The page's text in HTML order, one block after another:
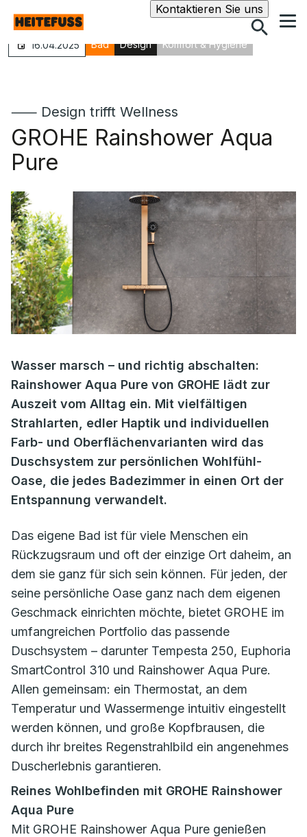
Kontaktieren Sie unsSuche
16.04.2025 Bad Design Komfort & Hygiene
⸺ Design trifft Wellness
GROHE Rainshower Aqua
Pure
Wasser marsch – und richtig abschalten:
Rainshower Aqua Pure von GROHE lädt zur
Auszeit vom Alltag ein. Mit vielfältigen
Strahlarten, edler Haptik und individuellen
Farb- und Oberflächenvarianten wird das
Duschsystem zur persönlichen Wohlfühl-
Oase, die jedes Badezimmer in einen Ort der
Entspannung verwandelt.
Das eigene Bad ist für viele Menschen ein
Rückzugsraum und oft der einzige Ort daheim, an
dem sie ganz für sich sein können. Für jeden, der
seine persönliche Oase ganz nach dem eigenen
Geschmack einrichten möchte, bietet GROHE im
umfangreichen Portfolio das passende
Duschsystem – darunter Tempesta 250, Euphoria
SmartControl 310 und Rainshower Aqua Pure.
Allen gemeinsam: ein Thermostat, an dem
Temperatur und Wassermenge intuitiv eingestellt
werden können, und große Kopfbrausen, die
durch ihr breites Regenstrahlbild ein angenehmes
Duscherlebnis garantieren.
Reines Wohlbefinden mit GROHE Rainshower
Aqua Pure
Mit GROHE Rainshower Aqua Pure genießen